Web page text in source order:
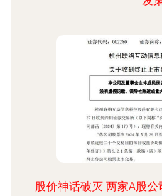
股价神话破灭 两家A股